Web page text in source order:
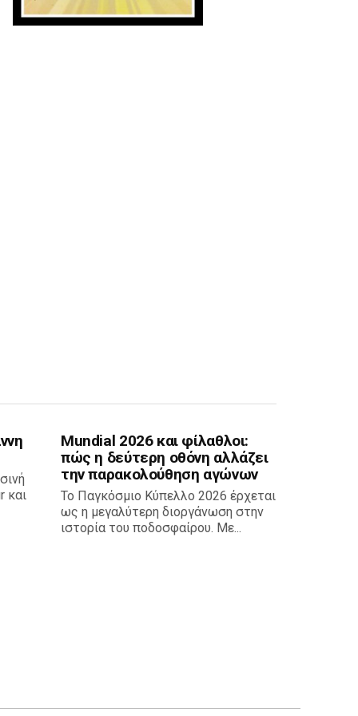
και
Mundial 2026 και φίλαθλοι:
πώς η δεύτερη οθόνη αλλάζει
την παρακολούθηση αγώνων
Το Παγκόσμιο Κύπελλο 2026 έρχεται
ως η μεγαλύτερη διοργάνωση στην
ιστορία του ποδοσφαίρου. Με...